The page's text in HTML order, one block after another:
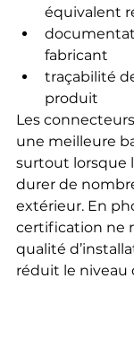
équivalent
fabricant
traçabilité
produit
Les
une meilleure
surtout lorsque
durer de
extérieur. En
certification ne
qualité
réduit le niveau